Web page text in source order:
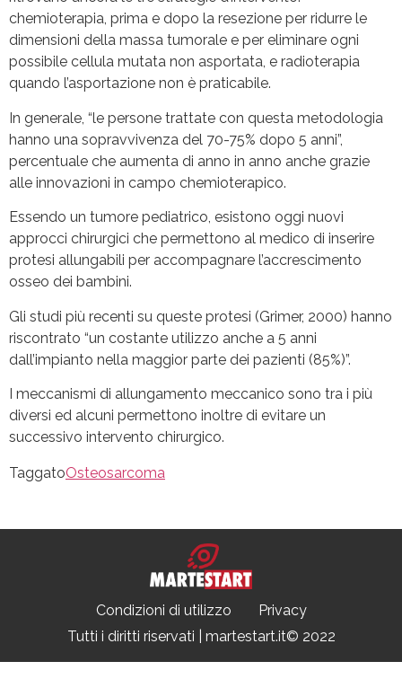
chemioterapia, prima e dopo la resezione per ridurre le
dimensioni della massa tumorale e per eliminare ogni
possibile cellula mutata non asportata, e radioterapia
quando l’asportazione non è praticabile.
In generale, “le persone trattate con questa metodologia
hanno una sopravvivenza del 70-75% dopo 5 anni”,
percentuale che aumenta di anno in anno anche grazie
alle innovazioni in campo chemioterapico.
Essendo un tumore pediatrico, esistono oggi nuovi
approcci chirurgici che permettono al medico di inserire
protesi allungabili per accompagnare l’accrescimento
osseo dei bambini.
Gli studi più recenti su queste protesi (Grimer, 2000) hanno
riscontrato “un costante utilizzo anche a 5 anni
dall’impianto nella maggior parte dei pazienti (85%)”.
I meccanismi di allungamento meccanico sono tra i più
diversi ed alcuni permettono inoltre di evitare un
successivo intervento chirurgico.
TaggatoOsteosarcoma
Condizioni di utilizzo
Privacy
Tutti i diritti riservati | martestart.it© 2022